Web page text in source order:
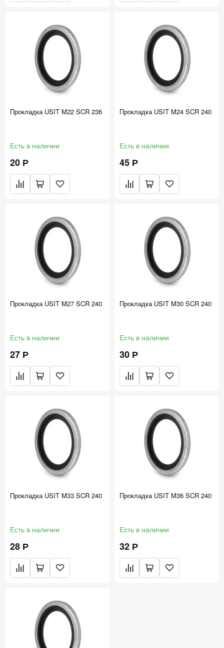
Прокладка USIT M22 SCR 236
Есть в наличии
20 Р
Прокладка USIT M24 SCR 240
Есть в наличии
45 Р
Прокладка USIT M27 SCR 240
Есть в наличии
27 Р
Прокладка USIT M30 SCR 240
Есть в наличии
30 Р
Прокладка USIT M33 SCR 240
Есть в наличии
28 Р
Прокладка USIT M36 SCR 240
Есть в наличии
32 Р